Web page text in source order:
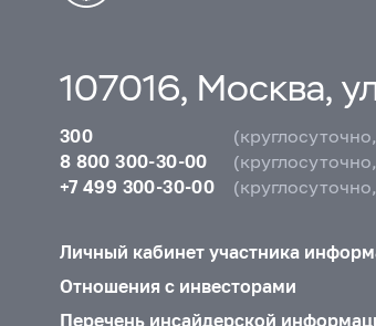
107016, Москва,
300
8 800 300-30-00
+7 499 300-30-00
Личный кабинет участника
Отношения с инвесторами
Перечень инсайдерской